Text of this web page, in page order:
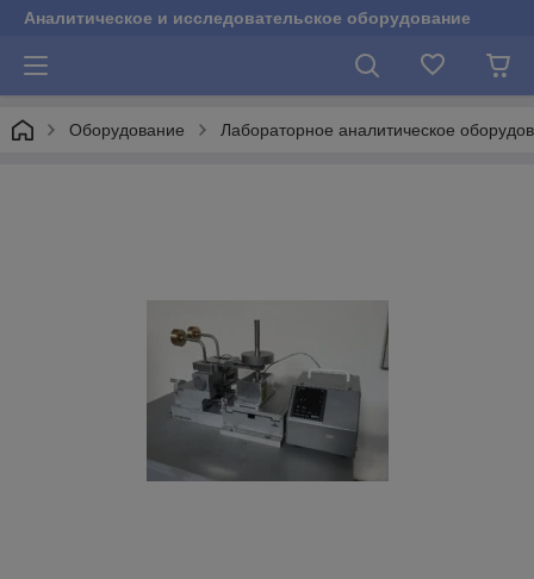
Аналитическое и исследовательское оборудование
Оборудование Лабораторное аналитическое